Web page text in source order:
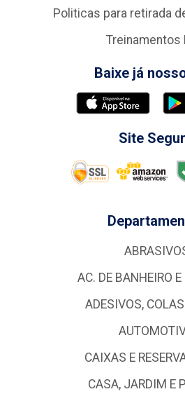
Politicas para retirada
Treinamentos
Baixe já
Site
AC. DE BANHEIRO
ADESIVOS,
CAIXAS E
CASA, JARDIM E